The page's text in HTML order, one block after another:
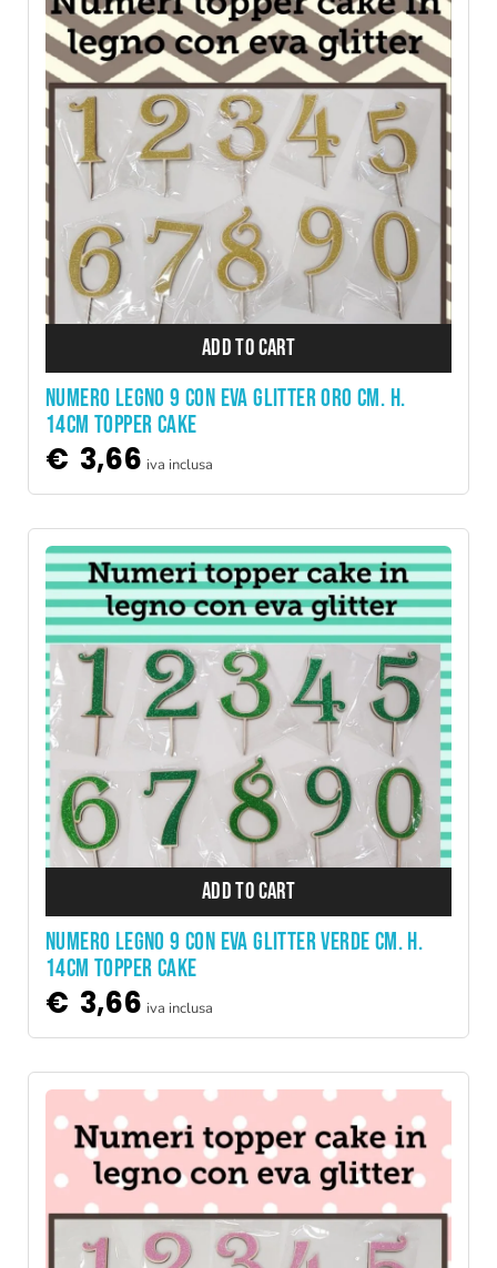
ADD TO CART
NUMERO LEGNO 9 CON EVA GLITTER ORO CM. H.
14CM TOPPER CAKE
€ 3,66 iva inclusa
ADD TO CART
NUMERO LEGNO 9 CON EVA GLITTER VERDE CM. H.
14CM TOPPER CAKE
€ 3,66 iva inclusa